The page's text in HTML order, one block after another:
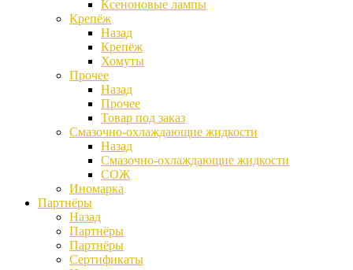
Ксеноновые лампы
Крепёж
Назад
Крепёж
Хомуты
Прочее
Назад
Прочее
Товар под заказ
Смазочно-охлаждающие жидкости
Назад
Смазочно-охлаждающие жидкости
СОЖ
Иномарка
Партнёры
Назад
Партнёры
Партнёры
Сертификаты